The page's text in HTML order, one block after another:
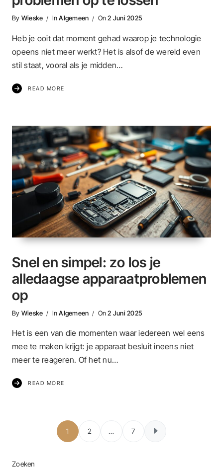
By Wieske InAlgemeen On2 Juni 2025
Heb je ooit dat moment gehad waarop je technologie
opeens niet meer werkt? Het is alsof de wereld even
stil staat, vooral als je midden…
READ MORE
Snel en simpel: zo los je
alledaagse apparaatproblemen
op
By Wieske InAlgemeen On2 Juni 2025
Het is een van die momenten waar iedereen wel eens
mee te maken krijgt: je apparaat besluit ineens niet
meer te reageren. Of het nu…
READ MORE
Berichten
1 2 … 7
Zoeken